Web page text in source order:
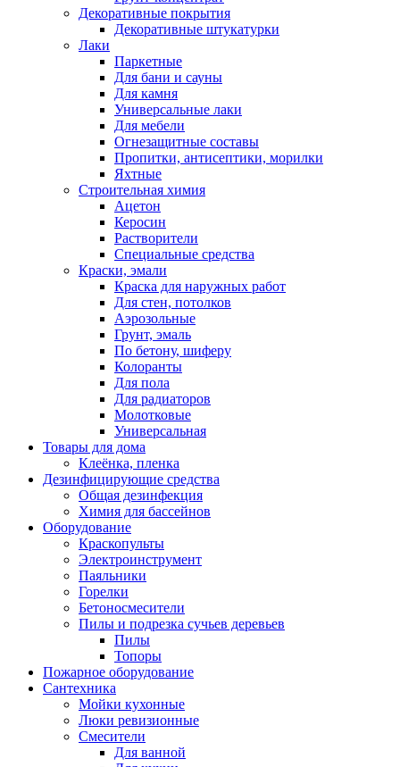
Декоративные покрытия
Декоративные штукатурки
Лаки
Паркетные
Для бани и сауны
Для камня
Универсальные лаки
Для мебели
Огнезащитные составы
Пропитки, антисептики, морилки
Яхтные
Строительная химия
Ацетон
Керосин
Растворители
Специальные средства
Краски, эмали
Краска для наружных работ
Для стен, потолков
Аэрозольные
Грунт, эмаль
По бетону, шиферу
Колоранты
Для пола
Для радиаторов
Молотковые
Универсальная
Товары для дома
Клеёнка, пленка
Дезинфицирующие средства
Общая дезинфекция
Химия для бассейнов
Оборудование
Краскопульты
Электроинструмент
Паяльники
Горелки
Бетоносмесители
Пилы и подрезка сучьев деревьев
Пилы
Топоры
Пожарное оборудование
Сантехника
Мойки кухонные
Люки ревизионные
Смесители
Для ванной